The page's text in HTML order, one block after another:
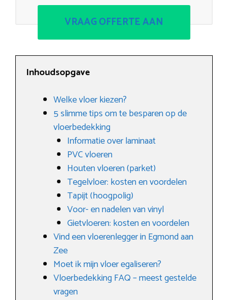
VRAAG OFFERTE AAN
Inhoudsopgave
Welke vloer kiezen?
5 slimme tips om te besparen op de
vloerbedekking
Informatie over laminaat
PVC vloeren
Houten vloeren (parket)
Tegelvloer: kosten en voordelen
Tapijt (hoogpolig)
Voor- en nadelen van vinyl
Gietvloeren: kosten en voordelen
Vind een vloerenlegger in Egmond aan
Zee
Moet ik mijn vloer egaliseren?
Vloerbedekking FAQ – meest gestelde
vragen